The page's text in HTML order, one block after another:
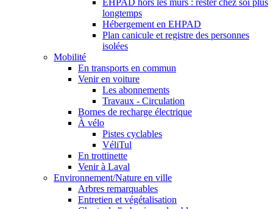
EHPAD hors les murs : rester chez soi plus
longtemps
Hébergement en EHPAD
Plan canicule et registre des personnes
isolées
Mobilité
En transports en commun
Venir en voiture
Les abonnements
Travaux - Circulation
Bornes de recharge électrique
À vélo
Pistes cyclables
VéliTul
En trottinette
Venir à Laval
Environnement/Nature en ville
Arbres remarquables
Entretien et végétalisation